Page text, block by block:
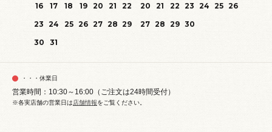
16
17 18 19 20 21
22
23 24 25 26 27 28 29
30
31
20
21 22 23 24 25 26
27 28 29 30
・・・休業日
営業時間：10:30～16:00（ご注文は24時間受付）
※各実店舗の営業日は店舗情報をご覧ください。